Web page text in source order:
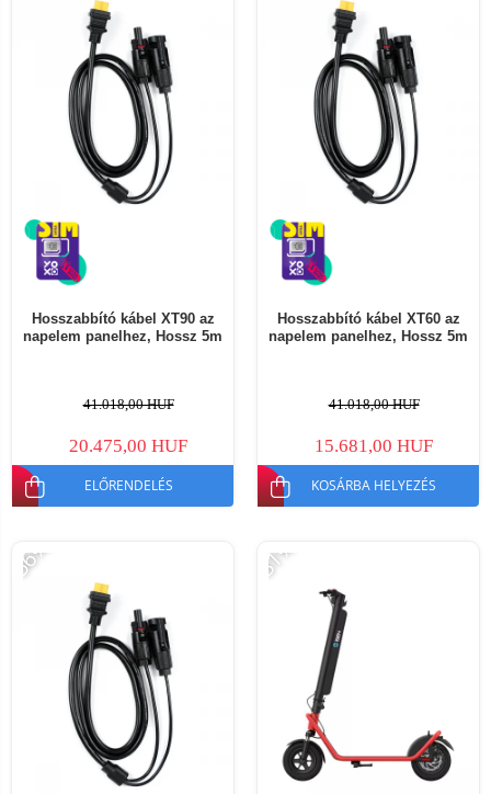
Hosszabbító kábel XT90 az
napelem panelhez, Hossz 5m
41.018,00 HUF
20.475,00 HUF
ELŐRENDELÉS
Hosszabbító kábel XT60 az
napelem panelhez, Hossz 5m
41.018,00 HUF
15.681,00 HUF
KOSÁRBA HELYEZÉS
-56% -31%